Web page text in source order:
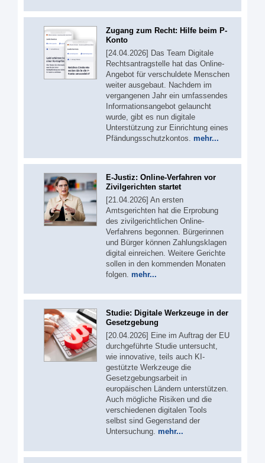
Zugang zum Recht: Hilfe beim P-
Konto
[24.04.2026] Das Team Digitale
Rechtsantragstelle hat das Online-
Angebot für verschuldete Menschen
weiter ausgebaut. Nachdem im
vergangenen Jahr ein umfassendes
Informationsangebot gelauncht
wurde, gibt es nun digitale
Unterstützung zur Einrichtung eines
Pfändungsschutzkontos. mehr...
E-Justiz: Online-Verfahren vor
Zivilgerichten startet
[21.04.2026] An ersten
Amtsgerichten hat die Erprobung
des zivilgerichtlichen Online-
Verfahrens begonnen. Bürgerinnen
und Bürger können Zahlungsklagen
digital einreichen. Weitere Gerichte
sollen in den kommenden Monaten
folgen. mehr...
Studie: Digitale Werkzeuge in der
Gesetzgebung
[20.04.2026] Eine im Auftrag der EU
durchgeführte Studie untersucht,
wie innovative, teils auch KI-
gestützte Werkzeuge die
Gesetzgebungsarbeit in
europäischen Ländern unterstützen.
Auch mögliche Risiken und die
verschiedenen digitalen Tools
selbst sind Gegenstand der
Untersuchung. mehr...